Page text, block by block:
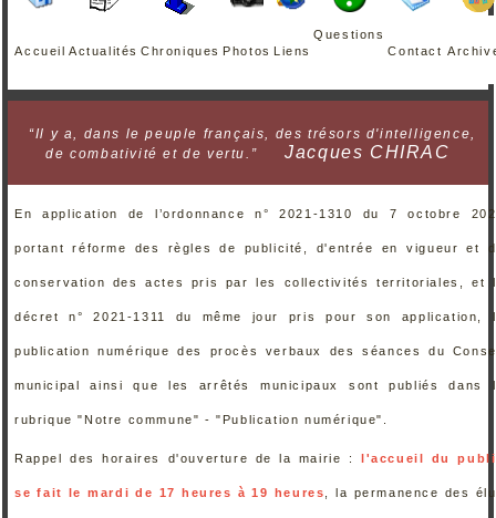
Accueil Actualités Chroniques Photos Liens
Questions
Contact
“Il y a, dans le peuple français, des trésors d'intelligence,
de combativité et de vertu.”
Jacques CHIRAC
En application de l’ordonnance n° 2021-1310 du 7 octobre
portant réforme des règles de publicité, d'entrée en vigueur et
conservation des actes pris par les collectivités territoriales, et
décret n° 2021-1311 du même jour pris pour son application,
publication numérique des procès verbaux des séances du
municipal ainsi que les arrêtés municipaux sont publiés dans
rubrique "Notre commune" - "Publication numérique".
Rappel des horaires d'ouverture de la mairie : l'accueil du
se fait le mardi de 17 heures à 19 heures , la permanence des